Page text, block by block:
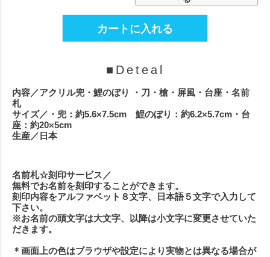
カートに入れる
■Deteal
内容／アクリル兜・鯉のぼり ・刀・槍・屏風・台座・名前
札
サイズ／・兜：約5.6×7.5cm 鯉のぼり：約6.2×5.7cm・台
座：約20×5cm
生産／日本
名前札☆刻印サービス ／
無料でお名前を刻印することができます。
刻印内容をアルファベット８文字、日本語５文字で入力して
下さい。
※お名前の頭文字は大文字、以降は小文字に変更させていた
だきます。
＊画面上の色はブラウザや設定により実物とは異なる場合が